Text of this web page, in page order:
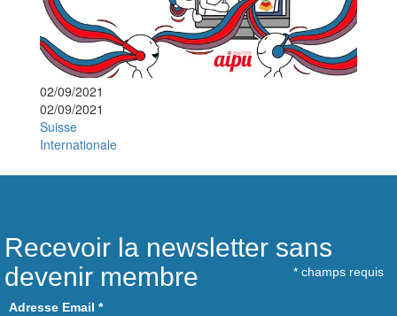
02/09/2021
02/09/2021
Suisse
Internationale
Recevoir la newsletter sans
devenir membre
* champs requis
Adresse Email *